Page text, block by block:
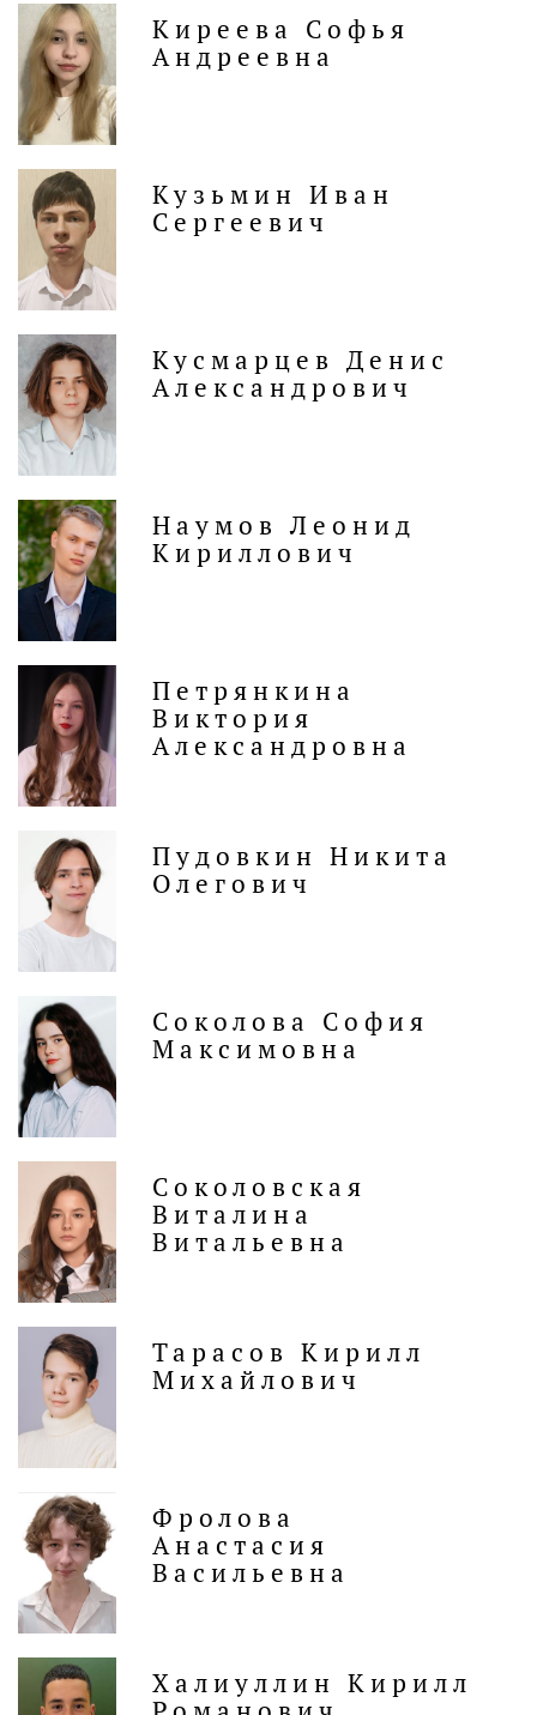
Киреева Софья
Андреевна
Кузьмин Иван
Сергеевич
Кусмарцев Денис
Александрович
Наумов Леонид
Кириллович
Петрянкина
Виктория
Александровна
Пудовкин Никита
Олегович
Соколова София
Максимовна
Соколовская
Виталина
Витальевна
Тарасов Кирилл
Михайлович
Фролова
Анастасия
Васильевна
Халиуллин Кирилл